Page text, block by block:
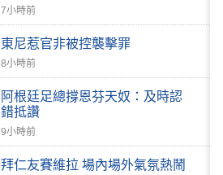
7小時前
東尼惹官非被控襲擊罪
8小時前
阿根廷足總撐恩芬天奴：及時認
錯抵讚
9小時前
拜仁友賽維拉 場內場外氣氛熱鬧